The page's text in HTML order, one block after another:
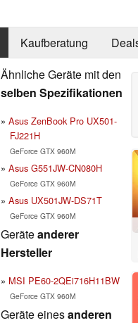
Kaufberatung
Ähnliche Geräte mit den
selben Spezifikationen
Asus ZenBook Pro UX501-
FJ221H
GeForce GTX 960M
Asus G551JW-CN080H
GeForce GTX 960M
Asus UX501JW-DS71T
GeForce GTX 960M
Geräteanderer
Hersteller
MSI PE60-2QEi716H11BW
GeForce GTX 960M
Geräte einesanderen